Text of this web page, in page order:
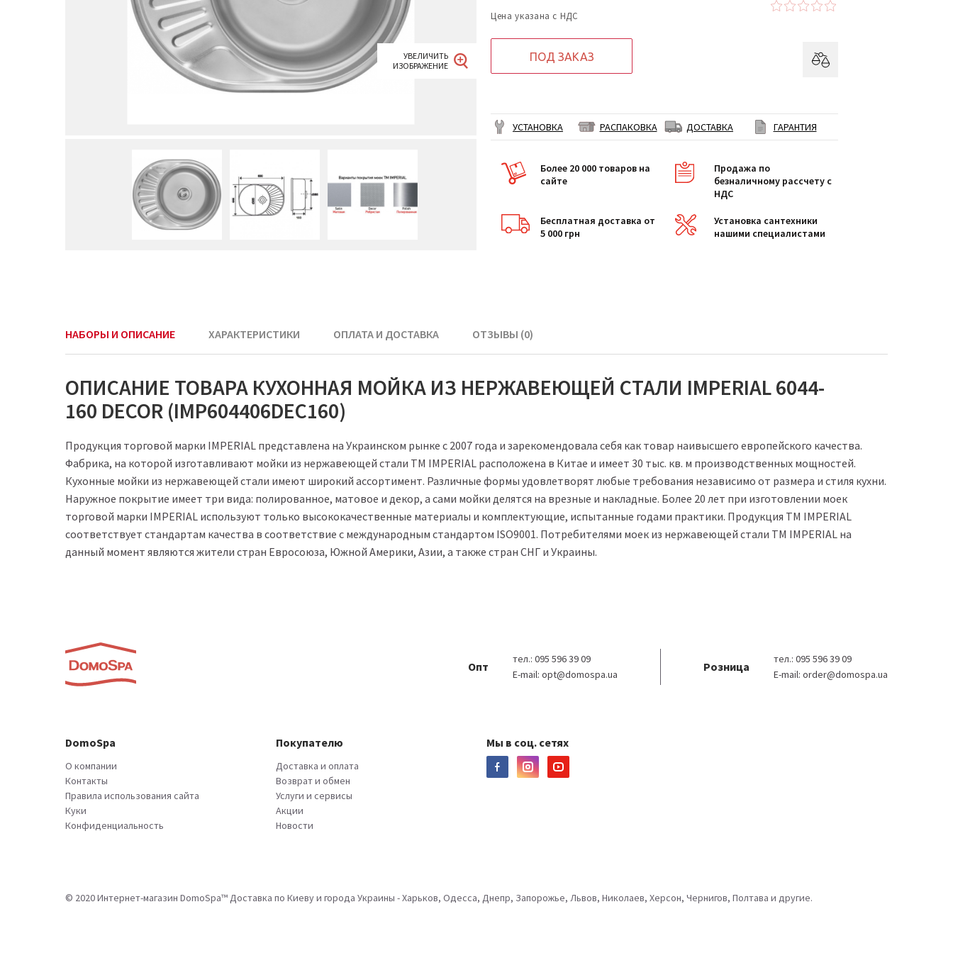
Цена указана с НДС
ПОД ЗАКАЗ
УСТАНОВКА РАСПАКОВКА ДОСТАВКА ГАРАНТИЯ
Более 20 000 товаров на
сайте
Продажа по
безналичному рассчету с
НДС
Бесплатная доставка от
5 000 грн
Установка сантехники
нашими специалистами
НАБОРЫ И ОПИСАНИЕ ХАРАКТЕРИСТИКИ ОПЛАТА И ДОСТАВКА ОТЗЫВЫ (0)
ОПИСАНИЕ ТОВАРА КУХОННАЯ МОЙКА ИЗ НЕРЖАВЕЮЩЕЙ СТАЛИ IMPERIAL 6044-
160 DECOR (IMP604406DEC160)
Продукция торговой марки IMPERIAL представлена на Украинском рынке с 2007 года и зарекомендовала себя как товар наивысшего европейского качества.
Фабрика, на которой изготавливают мойки из нержавеющей стали ТМ IMPERIAL расположена в Китае и имеет 30 тыс. кв. м производственных мощностей.
Кухонные мойки из нержавеющей стали имеют широкий ассортимент. Различные формы удовлетворят любые требования независимо от размера и стиля кухни.
Наружное покрытие имеет три вида: полированное, матовое и декор, а сами мойки делятся на врезные и накладные. Более 20 лет при изготовлении моек
торговой марки IMPERIAL используют только высококачественные материалы и комплектующие, испытанные годами практики. Продукция ТМ IMPERIAL
соответствует стандартам качества в соответствие с международным стандартом ISO9001. Потребителями моек из нержавеющей стали ТМ IMPERIAL на
данный момент являются жители стран Евросоюза, Южной Америки, Азии, а также стран СНГ и Украины.
Опт
тел.: 095 596 39 09
E-mail: opt@domospa.ua
Розница
тел.: 095 596 39 09
E-mail: order@domospa.ua
DomoSpa
О компании
Контакты
Правила использования сайта
Куки
Конфиденциальность
Покупателю
Доставка и оплата
Возврат и обмен
Услуги и сервисы
Акции
Новости
Мы в соц. сетях
© 2020 Интернет-магазин DomoSpa™ Доставка по Киеву и города Украины - Харьков, Одесса, Днепр, Запорожье, Львов, Николаев, Херсон, Чернигов, Полтава и другие.